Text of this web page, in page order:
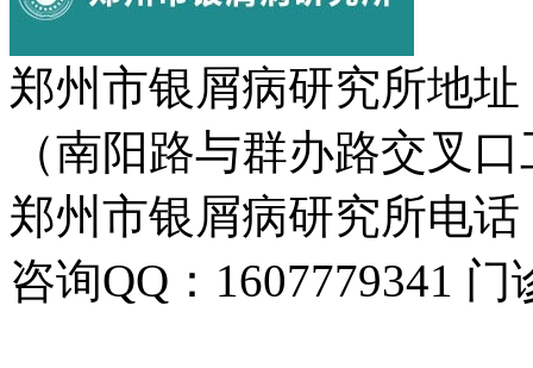
郑州市银屑病研究所地
（南阳路与群办路交叉
郑州市银屑病研究所电话
咨询QQ：1607779341